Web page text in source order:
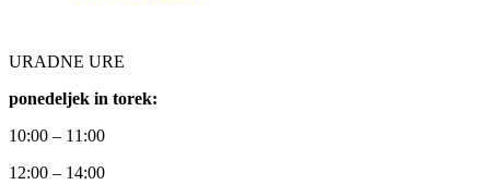
URADNE URE
ponedeljek in torek:
10:00 – 11:00
12:00 – 14:00